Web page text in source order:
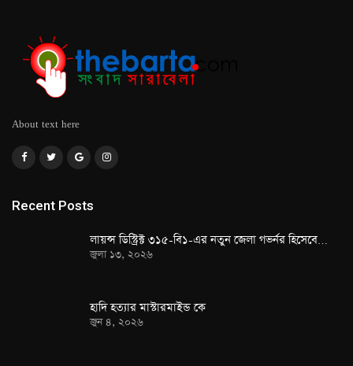
About text here
Recent Posts
লায়ন্স ডিস্ট্রিক্ট ৩১৫-বি১-এর নতুন জেলা গভর্নর হিসেবে…
জুলা ১৩, ২০২৬
হাদি হত্যার মাস্টারমাইন্ড কে
জুন ৪, ২০২৬